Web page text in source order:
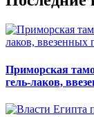
Приморская
гель-лаков,